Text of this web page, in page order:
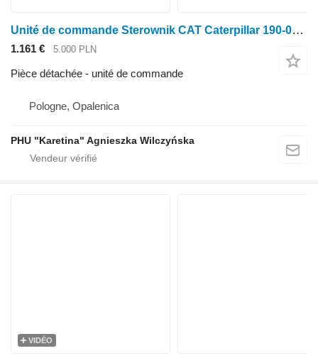
Unité de commande Sterownik CAT Caterpillar 190-0416 1900416 CAT 315C CAT 316C 305 pour Caterpillar
1.161 € 5.000 PLN
Pièce détachée - unité de commande
Pologne, Opalenica
PHU "Karetina" Agnieszka Wilczyńska
VIDÉO